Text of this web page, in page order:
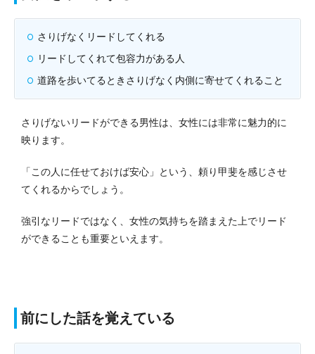
さりげなくリードしてくれる
リードしてくれて包容力がある人
道路を歩いてるときさりげなく内側に寄せてくれること
さりげないリードができる男性は、女性には非常に魅力的に
映ります。
「この人に任せておけば安心」という、頼り甲斐を感じさせ
てくれるからでしょう。
強引なリードではなく、女性の気持ちを踏まえた上でリード
ができることも重要といえます。
前にした話を覚えている